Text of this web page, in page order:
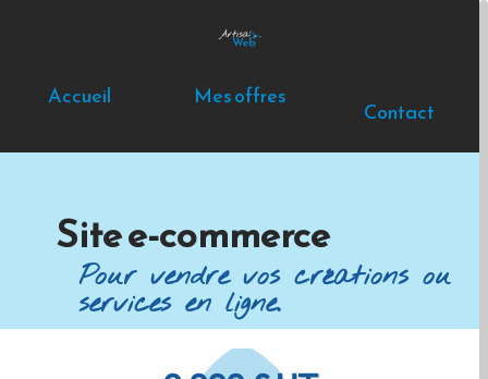
Accueil Mes offres
Contact
Site e-commerce
Pour vendre vos créations ou
services en ligne.